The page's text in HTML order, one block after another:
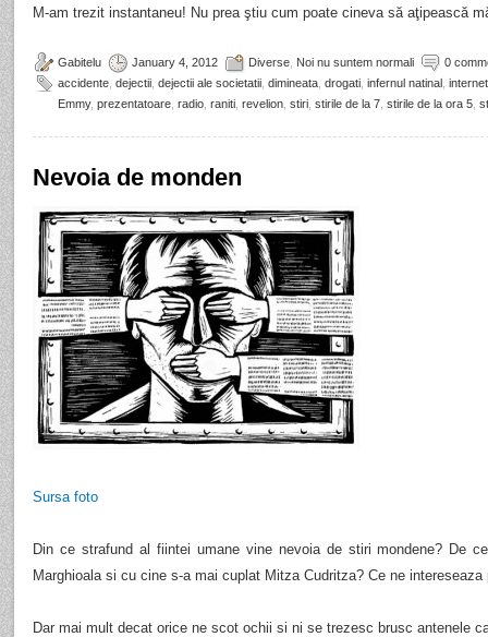
M-am trezit instantaneu! Nu prea ştiu cum poate cineva să aţipească
Gabitelu January 4, 2012 Diverse Noi nu suntem normali
0
accidente dejectii dejectii ale societatii dimineata drogati infernul natinal internet
Emmy, prezentatoare radio raniti revelion stiri stirile de la 7 stirile de la ora 5
Nevoia de monden
Sursa foto
Din ce strafund al fiintei umane vine nevoia de stiri mondene? De
Marghioala si cu cine s-a mai cuplat Mitza Cudritza? Ce ne
Dar mai mult decat orice ne scot ochii si ni se trezesc brusc antenele